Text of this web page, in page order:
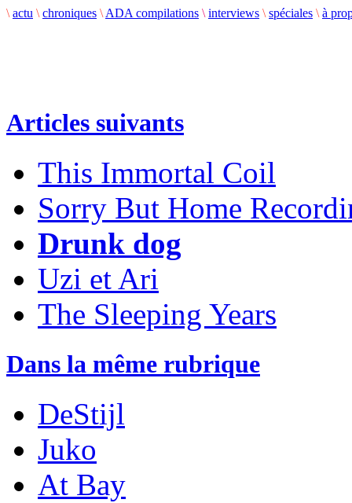
\ actu \ chroniques \ ADA compilations \ interviews \ spéciales \ à
Articles suivants
This Immortal Coil
Sorry But Home
Drunk dog
Uzi et Ari
The Sleeping Years
Dans la même rubrique
DeStijl
Juko
At Bay